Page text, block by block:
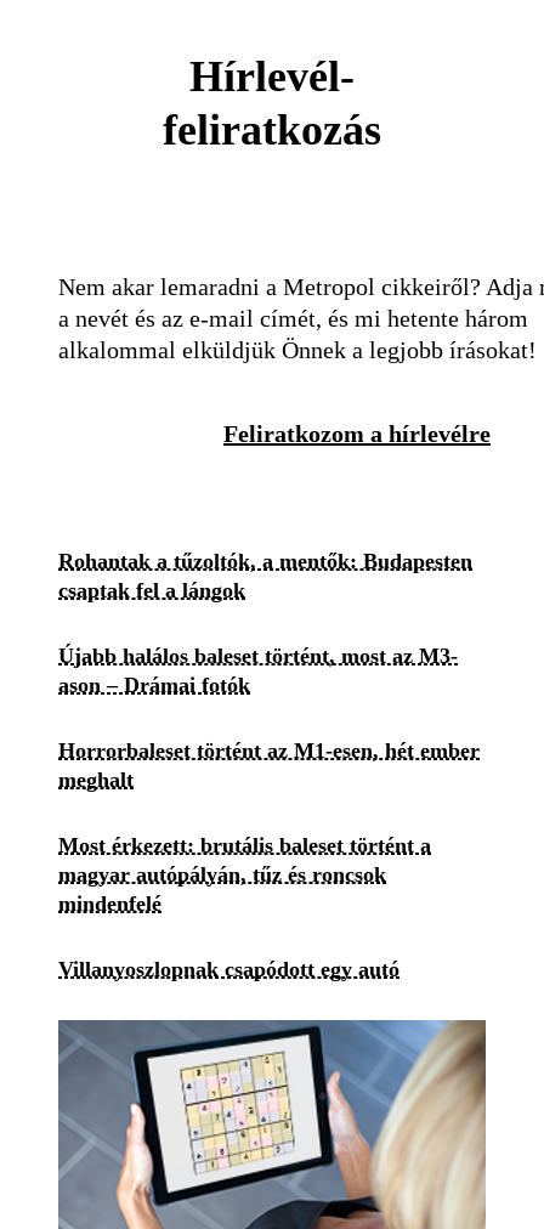
Hírlevél-
feliratkozás
Nem akar lemaradni a Metropol cikkeiről? Adja
a nevét és az e-mail címét, és mi hetente három
alkalommal elküldjük Önnek a legjobb írásokat!
Feliratkozom a hírlevélre
Rohantak a tűzoltók, a mentők: Budapesten
csaptak fel a lángok
Újabb halálos baleset történt, most az M3-
ason – Drámai fotók
Horrorbaleset történt az M1-esen, hét ember
meghalt
Most érkezett: brutális baleset történt a
magyar autópályán, tűz és roncsok
mindenfelé
Villanyoszlopnak csapódott egy autó